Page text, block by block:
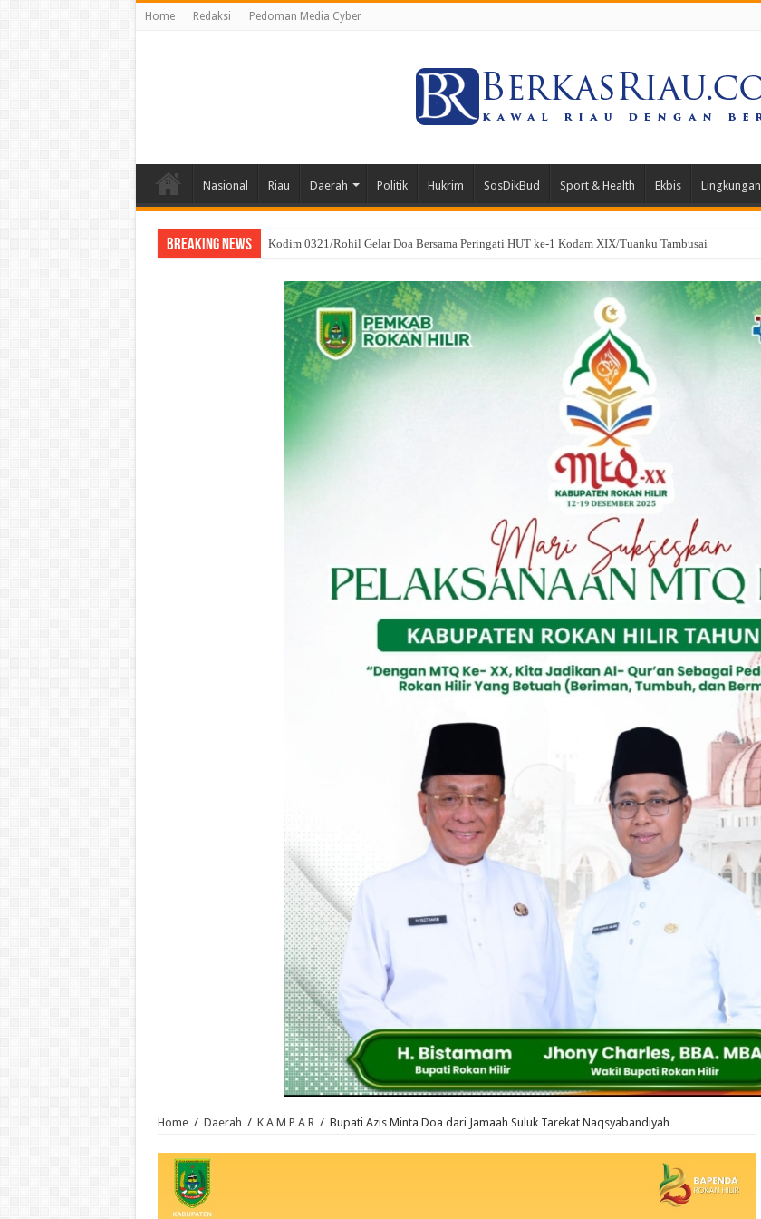
Home Redaksi Pedoman Media Cyber
Nasional Riau Daerah Politik Hukrim SosDikBud Sport & Health Ekbis Lingkungan
Breaking News Kodim 0321/Rohil Gelar Doa Bersama Peringati HUT ke-1 Kodam XIX/Tuanku Tambusai
Home / Daerah / K A M P A R / Bupati Azis Minta Doa dari Jamaah Suluk Tarekat Naqsyabandiyah